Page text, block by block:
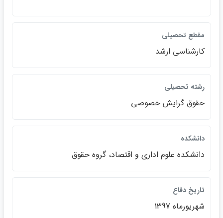
مقطع تحصيلي
كارشناسي ارشد
رشته تحصيلي
حقوق گرايش خصوصي
دانشكده
دانشكده علوم اداري و اقتصاد، گروه حقوق
تاريخ دفاع
شهريورماه 1397